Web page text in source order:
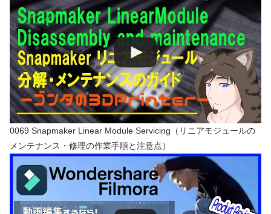
0069 Snapmaker Linear Module Servicing（リニアモジュールの
メンテナンス・修理の作業手順と注意点）